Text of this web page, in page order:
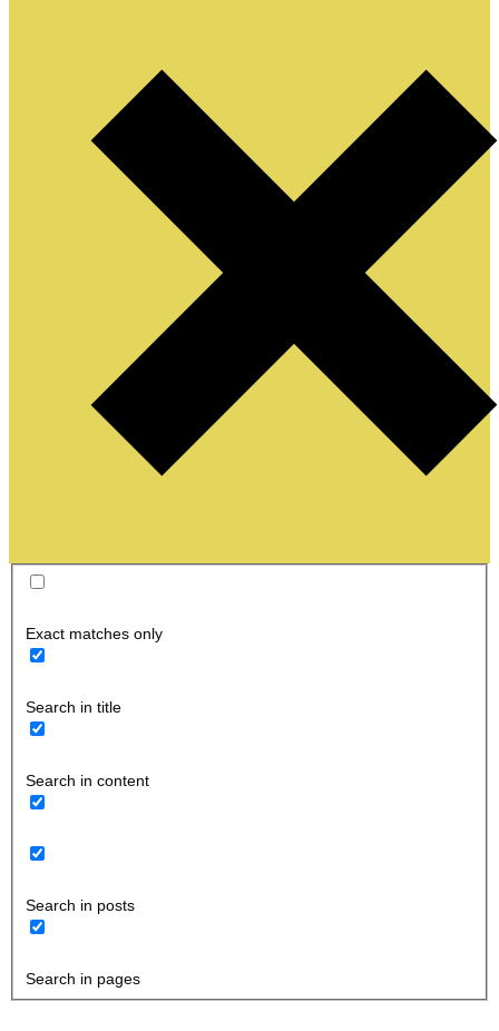
Exact matches only
Search in title
Search in content
Search in posts
Search in pages